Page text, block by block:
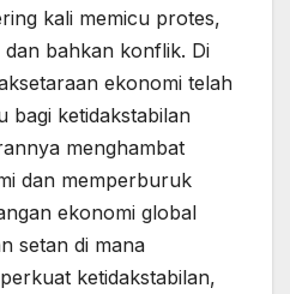
kali memicu protes,
dan bahkan konflik. Di
ekonomi telah
bagi ketidakstabilan
menghambat
dan memperburuk
ekonomi global
setan di mana
ketidakstabilan,